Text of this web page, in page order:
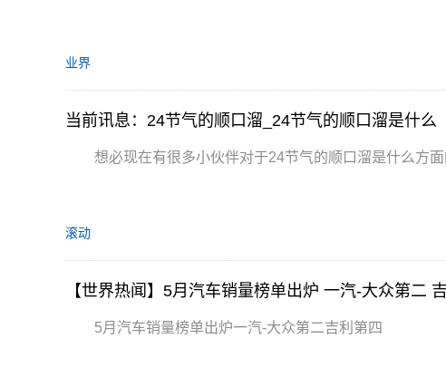
业界
当前讯息：24节气的顺口溜_24节气的顺口溜是什么
想必现在有很多小伙伴对于24节气的顺口溜是什么方
滚动
【世界热闻】5月汽车销量榜单出炉 一汽-大众第二
5月汽车销量榜单出炉一汽-大众第二吉利第四